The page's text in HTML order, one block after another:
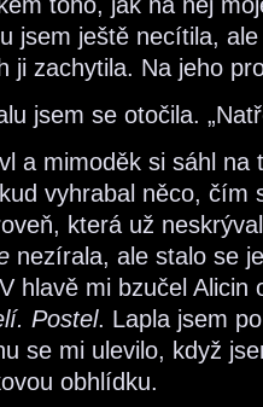
jsem ještě necítila,
ji zachytila. Na jeho
jsem se otočila.
a mimoděk si sáhl
vyhrabal něco, čím
která už
nezírala, ale stalo se
hlavě mi bzučel Alicin
Postel. Lapla jsem
se mi ulevilo, když
obhlídku.